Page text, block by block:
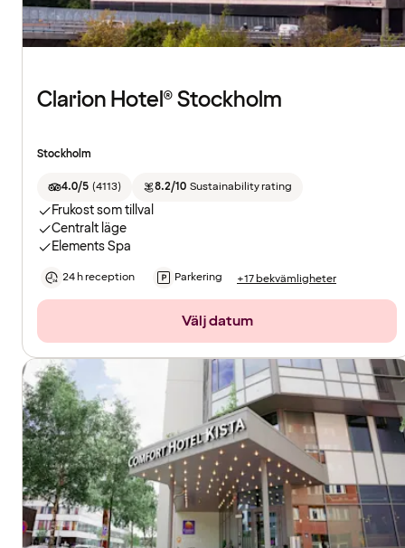
Clarion Hotel® Stockholm
Stockholm
4.0/5 (4113) 8.2/10 Sustainability rating
Frukost som tillval
Centralt läge
Elements Spa
24 h reception Parkering +17 bekvämligheter
Välj datum